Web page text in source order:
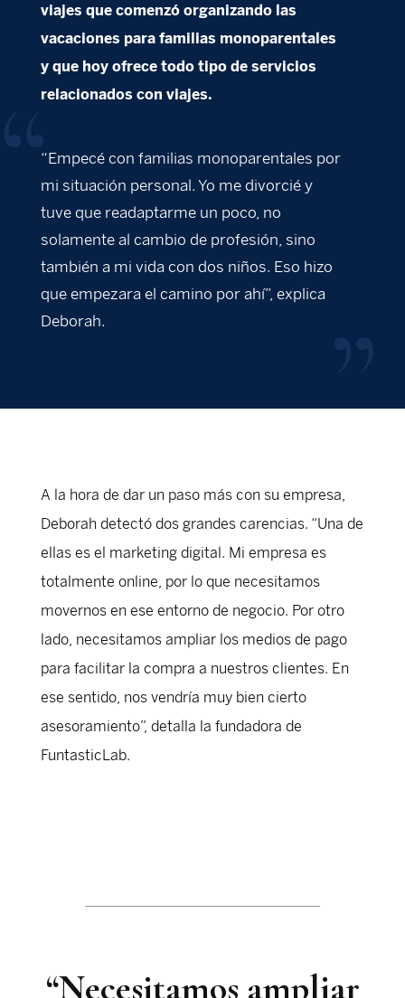
viajes que comenzó organizando las
vacaciones para familias monoparentales
y que hoy ofrece todo tipo de servicios
relacionados con viajes.
“Empecé con familias monoparentales por
mi situación personal. Yo me divorcié y
tuve que readaptarme un poco, no
solamente al cambio de profesión, sino
también a mi vida con dos niños. Eso hizo
que empezara el camino por ahí”, explica
Deborah.
A la hora de dar un paso más con su empresa,
Deborah detectó dos grandes carencias. “Una de
ellas es el marketing digital. Mi empresa es
totalmente online, por lo que necesitamos
movernos en ese entorno de negocio. Por otro
lado, necesitamos ampliar los medios de pago
para facilitar la compra a nuestros clientes. En
ese sentido, nos vendría muy bien cierto
asesoramiento”, detalla la fundadora de
FuntasticLab.
“Necesitamos ampliar